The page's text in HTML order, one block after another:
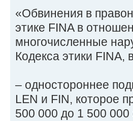
«Обвинения в
этике FINA в
многочисленные
Кодекса этики
– одностороннее
LEN и FIN, которое
500 000 до 1 500 000